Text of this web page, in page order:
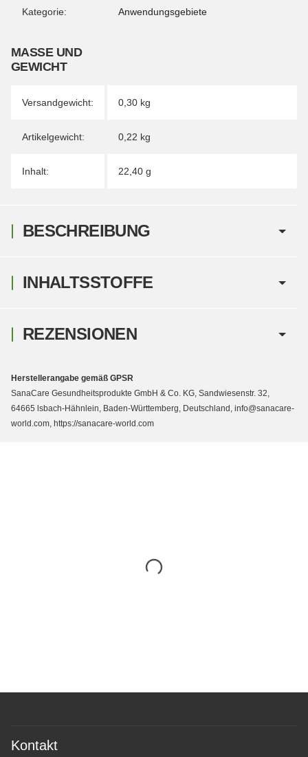
Kategorie: Anwendungsgebiete
MASSE UND G
EWICHT
Versandgewicht: 0,30 kg
Artikelgewicht: 0,22 kg
Inhalt: 22,40 g
BESCHREIBUNG
INHALTSSTOFFE
REZENSIONEN
Herstellerangabe gemäß GPSR
SanaCare Gesundheitsprodukte GmbH & Co. KG, Sandwiesenstr. 32,
64665 lsbach-Hähnlein, Baden-Württemberg, Deutschland, info@sanacare-
world.com, https://sanacare-world.com
Kontakt